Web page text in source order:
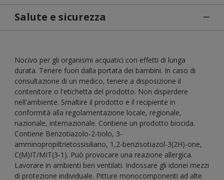
Salute e sicurezza
Nocivo per gli organismi acquatici con effetti di lunga
durata. Tenere fuori dalla portata dei bambini. In caso di
consultazione di un medico, tenere a disposizione il
contenitore o l'etichetta del prodotto. Non disperdere
nell'ambiente. Smaltire il prodotto e il recipiente in
conformità alla regolamentazione locale, regionale,
nazionale, internazionale. Contiene un prodotto biocida.
Contiene Benzotiazolo-2-tiolo, 3-
amminopropiltrietossisiliano, 1,2-benzisotiazol-3(2H)-one,
C(M)IT/MIT(3-1). Può provocare una reazione allergica.
Lavorare in ambienti ben ventilati. Indossare gli idonei mezzi
di protezione individuale. Pitture monocomponenti ad alte